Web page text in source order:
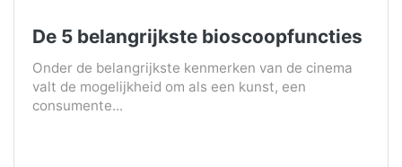
De 5 belangrijkste bioscoopfuncties
Onder de belangrijkste kenmerken van de cinema
valt de mogelijkheid om als een kunst, een
consumente...